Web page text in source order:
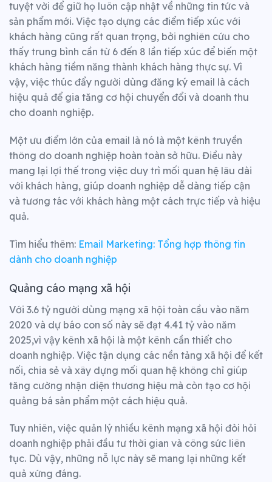
tuyệt vời để giữ họ luôn cập nhật về những tin tức và
sản phẩm mới. Việc tạo dựng các điểm tiếp xúc với
khách hàng cũng rất quan trọng, bởi nghiên cứu cho
thấy trung bình cần từ 6 đến 8 lần tiếp xúc để biến một
khách hàng tiềm năng thành khách hàng thực sự. Vì
vậy, việc thúc đẩy người dùng đăng ký email là cách
hiệu quả để gia tăng cơ hội chuyển đổi và doanh thu
cho doanh nghiệp.
Một ưu điểm lớn của email là nó là một kênh truyền
thông do doanh nghiệp hoàn toàn sở hữu. Điều này
mang lại lợi thế trong việc duy trì mối quan hệ lâu dài
với khách hàng, giúp doanh nghiệp dễ dàng tiếp cận
và tương tác với khách hàng một cách trực tiếp và hiệu
quả.
Tìm hiểu thêm: Email Marketing: Tổng hợp thông tin
dành cho doanh nghiệp
Quảng cáo mạng xã hội
Với 3.6 tỷ người dùng mạng xã hội toàn cầu vào năm
2020 và dự báo con số này sẽ đạt 4.41 tỷ vào năm
2025,vì vậy kênh xã hội là một kênh cần thiết cho
doanh nghiệp. Việc tận dụng các nền tảng xã hội để kết
nối, chia sẻ và xây dựng mối quan hệ không chỉ giúp
tăng cường nhận diện thương hiệu mà còn tạo cơ hội
quảng bá sản phẩm một cách hiệu quả.
Tuy nhiên, việc quản lý nhiều kênh mạng xã hội đòi hỏi
doanh nghiệp phải đầu tư thời gian và công sức liên
tục. Dù vậy, những nỗ lực này sẽ mang lại những kết
quả xứng đáng.